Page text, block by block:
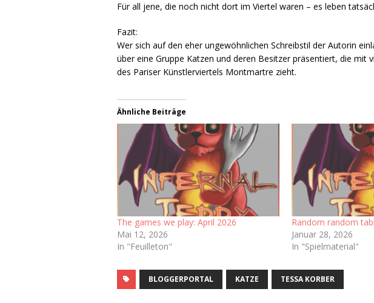
Für all jene, die noch nicht dort im Viertel waren – es leben
Fazit:
Wer sich auf den eher ungewöhnlichen Schreibstil der Autorin
über eine Gruppe Katzen und deren Besitzer präsentiert, die mit
des Pariser Künstlerviertels Montmartre zieht.
Ähnliche Beiträge
The games we play: April 2026
Mai 12, 2026
In "Feuilleton"
Random random
Januar 28, 2026
In "Spielmaterial"
BLOGGERPORTAL KATZE TESSA KORBER